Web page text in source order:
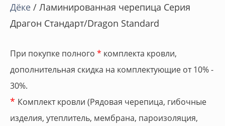
Дёке / Ламинированная черепица Серия
Драгон Стандарт/Dragon Standard
При покупке полного * комплекта кровли,
дополнительная скидка на комплектующие от 10% -
30%.
* Комплект кровли (Рядовая черепица, гибочные
изделия, утеплитель, мембрана, пароизоляция,